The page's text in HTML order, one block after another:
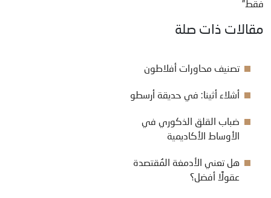
فقط”
مقالات ذات صلة
تصنيف محاورات أفلاطون
أشلاء أثينا: في حديقة أرسطو
ضباب القلق الذكوري في
الأوساط الأكاديمية
هل تعني الأدمغة المُقتصدة
عقولًا أفضل؟